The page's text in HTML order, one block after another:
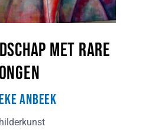
met rare
Anbeek